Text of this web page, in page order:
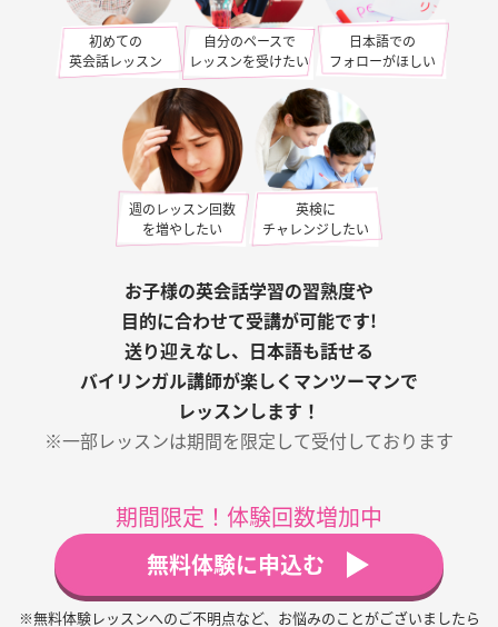
初めての
英会話レッスン
自分のペースで
レッスンを受けたい
日本語での
フォローがほしい
週のレッスン回数
を増やしたい
英検に
チャレンジしたい
お子様の英会話学習の習熟度や
目的に合わせて受講が可能です!
送り迎えなし、日本語も話せる
バイリンガル講師が楽しくマンツーマンで
レッスンします！
※一部レッスンは期間を限定して受付しております
期間限定！体験回数増加中
無料体験に申込む
※無料体験レッスンへのご不明点など、お悩みのことがございましたら